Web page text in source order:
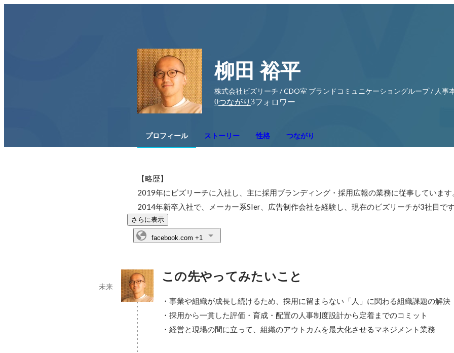
柳田 裕平
株式会社ビズリーチ / CDO室 ブランドコミュニケーショングループ / 人事
0つながり 3フォロワー
プロフィール ストーリー 性格 つながり
【略歴】
2019年にビズリーチに入社し、主に採用ブランディング・採用広報の業務に従事しています
2014年新卒入社で、メーカー系SIer、広告制作会社を経験し、現在のビズリーチが3社目で
さらに表示
facebook.com +1
この先やってみたいこと
未来
・事業や組織が成長し続けるため、採用に留まらない「人」に関わる組織課題の解決
・採用から一貫した評価・育成・配置の人事制度設計から定着までのコミット
・経営と現場の間に立って、組織のアウトカムを最大化させるマネジメント業務